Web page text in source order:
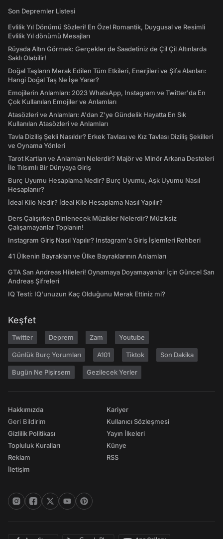
Son Depremler Listesi
Evlilik Yıl Dönümü Sözleri! En Özel Romantik, Duygusal ve Resimli
Evlilik Yıl dönümü Mesajları
Rüyada Altın Görmek: Gerçekler de Saadetiniz de Çil Çil Altınlarda
Saklı Olabilir!
Doğal Taşların Merak Edilen Tüm Etkileri, Enerjileri ve Şifa Alanları:
Hangi Doğal Taş Ne İşe Yarar?
Emojilerin Anlamları: 2023 WhatsApp, Instagram ve Twitter'da En
Çok Kullanılan Emojiler ve Anlamları
Atasözleri ve Anlamları: A'dan Z'ye Gündelik Hayatta En Sık
Kullanılan Atasözleri ve Anlamları
Tavla Diziliş Şekli Nasıldır? Erkek Tavlası ve Kız Tavlası Diziliş Şekilleri
ve Oynama Yönleri
Tarot Kartları ve Anlamları Nelerdir? Majör ve Minör Arkana Desteleri
İle Tılsımlı Bir Dünyaya Giriş
Burç Uyumu Hesaplama Nedir? Burç Uyumu, Aşk Uyumu Nasıl
Hesaplanır?
İdeal Kilo Nedir? İdeal Kilo Hesaplama Nasıl Yapılır?
Ders Çalışırken Dinlenecek Müzikler Nelerdir? Müziksiz
Çalışamayanlar Toplanın!
Instagram Giriş Nasıl Yapılır? Instagram'a Giriş İşlemleri Rehberi
41 Ülkenin Bayrakları ve Ülke Bayraklarının Anlamları
GTA San Andreas Hileleri! Oynamaya Doyamayanlar İçin Güncel San
Andreas Şifreleri
IQ Testi: IQ'unuzun Kaç Olduğunu Merak Ettiniz mi?
Keşfet
Twitter Deprem Zam Youtube
Günlük Burç Yorumları A101 Tiktok Son Dakika
Bugün Ne Pişirsem Gezilecek Yerler
Hakkımızda
Geri Bildirim
Gizlilik Politikası
Topluluk Kuralları
Reklam
İletişim
Kariyer
Kullanıcı Sözleşmesi
Yayın İlkeleri
Künye
RSS